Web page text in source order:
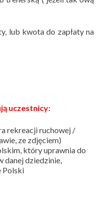
lub kwota do zapłaty na
uczestnicy:
rekreacji ruchowej /
ze zdjęciem)
który uprawnia do
danej dziedzinie,
Polski